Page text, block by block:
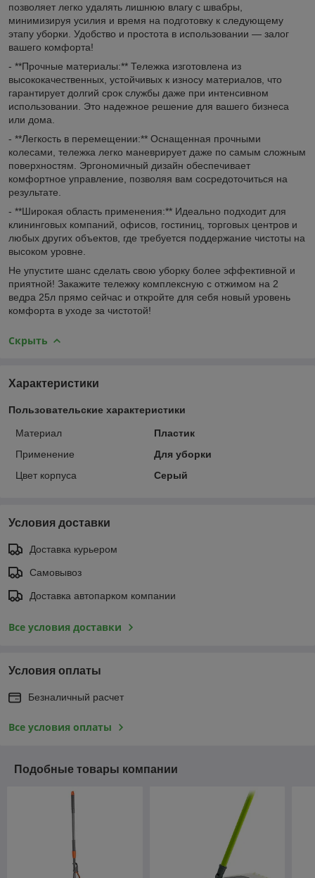
позволяет легко удалять лишнюю влагу с швабры,
минимизируя усилия и время на подготовку к следующему
этапу уборки. Удобство и простота в использовании — залог
вашего комфорта!
- **Прочные материалы:** Тележка изготовлена из
высококачественных, устойчивых к износу материалов, что
гарантирует долгий срок службы даже при интенсивном
использовании. Это надежное решение для вашего бизнеса
или дома.
- **Легкость в перемещении:** Оснащенная прочными
колесами, тележка легко маневрирует даже по самым сложным
поверхностям. Эргономичный дизайн обеспечивает
комфортное управление, позволяя вам сосредоточиться на
результате.
- **Широкая область применения:** Идеально подходит для
клининговых компаний, офисов, гостиниц, торговых центров и
любых других объектов, где требуется поддержание чистоты на
высоком уровне.
Не упустите шанс сделать свою уборку более эффективной и
приятной! Закажите тележку комплексную с отжимом на 2
ведра 25л прямо сейчас и откройте для себя новый уровень
комфорта в уходе за чистотой!
Скрыть
Характеристики
Пользовательские характеристики
Материал
Пластик
Применение
Для уборки
Цвет корпуса
Серый
Условия доставки
Доставка курьером
Самовывоз
Доставка автопарком компании
Все условия доставки
Условия оплаты
Безналичный расчет
Все условия оплаты
Подобные товары компании